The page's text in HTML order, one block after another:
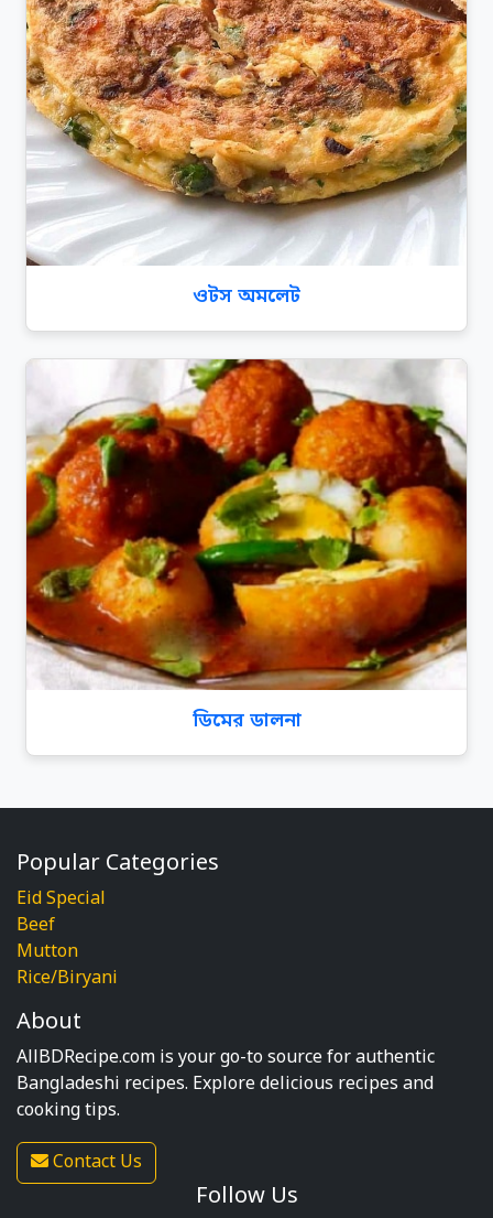
ওটস অমলেট
ডিমের ডালনা
Popular Categories
Eid Special
Beef
Mutton
Rice/Biryani
About
AllBDRecipe.com is your go-to source for authentic
Bangladeshi recipes. Explore delicious recipes and
cooking tips.
Contact Us
Follow Us